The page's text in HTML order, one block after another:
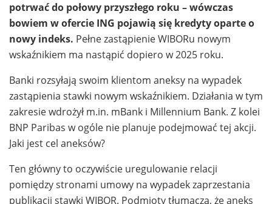
potrwać do połowy przyszłego roku – wówczas
bowiem w ofercie ING pojawią się kredyty oparte o
nowy indeks. Pełne zastąpienie WIBORu nowym
wskaźnikiem ma nastąpić dopiero w 2025 roku.
Banki rozsyłają swoim klientom aneksy na wypadek
zastąpienia stawki nowym wskaźnikiem. Działania w tym
zakresie wdrożył m.in. mBank i Millennium Bank. Z kolei
BNP Paribas w ogóle nie planuje podejmować tej akcji.
Jaki jest cel aneksów?
Ten główny to oczywiście uregulowanie relacji
pomiędzy stronami umowy na wypadek zaprzestania
publikacji stawki WIBOR. Podmioty tłumaczą, że aneks